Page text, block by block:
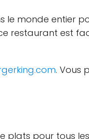
monde entier
restaurant est
. Vous
plats pour tous